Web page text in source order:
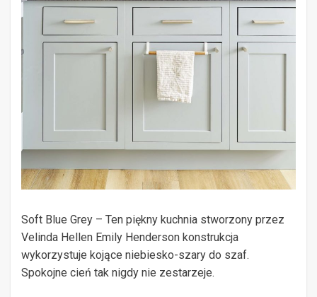
Soft Blue Grey – Ten piękny kuchnia stworzony przez
Velinda Hellen Emily Henderson konstrukcja
wykorzystuje kojące niebiesko-szary do szaf.
Spokojne cień tak nigdy nie zestarzeje.